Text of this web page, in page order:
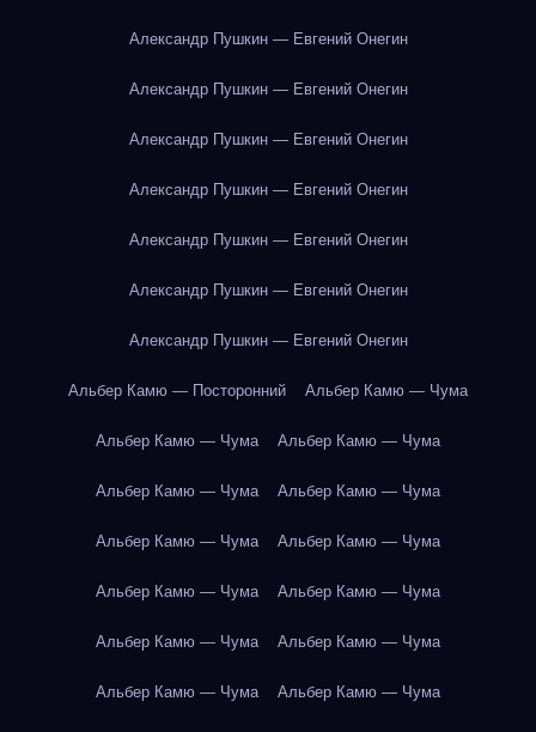
Александр Пушкин — Евгений Онегин
Александр Пушкин — Евгений Онегин
Александр Пушкин — Евгений Онегин
Александр Пушкин — Евгений Онегин
Александр Пушкин — Евгений Онегин
Александр Пушкин — Евгений Онегин
Александр Пушкин — Евгений Онегин
Альбер Камю — Посторонний Альбер Камю — Чума
Альбер Камю — Чума Альбер Камю — Чума
Альбер Камю — Чума Альбер Камю — Чума
Альбер Камю — Чума Альбер Камю — Чума
Альбер Камю — Чума Альбер Камю — Чума
Альбер Камю — Чума Альбер Камю — Чума
Альбер Камю — Чума Альбер Камю — Чума